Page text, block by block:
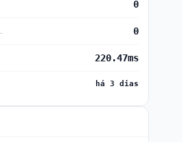
0
0
220.47ms
há 3 dias